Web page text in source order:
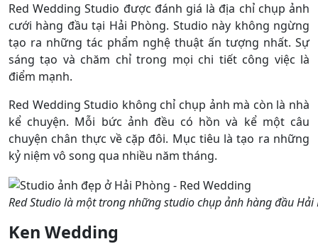
Red Wedding Studio được đánh giá là địa chỉ chụp ảnh
cưới hàng đầu tại Hải Phòng. Studio này không ngừng
tạo ra những tác phẩm nghệ thuật ấn tượng nhất. Sự
sáng tạo và chăm chỉ trong mọi chi tiết công việc là
điểm mạnh.
Red Wedding Studio không chỉ chụp ảnh mà còn là nhà
kể chuyện. Mỗi bức ảnh đều có hồn và kể một câu
chuyện chân thực về cặp đôi. Mục tiêu là tạo ra những
kỷ niệm vô song qua nhiều năm tháng.
Red Studio là một trong những studio chụp ảnh hàng đầu Hải
Ken Wedding